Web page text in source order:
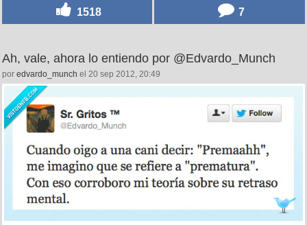
1518 7
Ah, vale, ahora lo entiendo por @Edvardo_Munch
por edvardo_munch el 20 sep 2012, 20:49